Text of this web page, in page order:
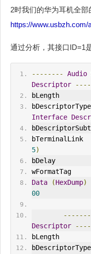
2时我们的华为耳机全部
https://www.usbzh.com/
通过分析，其接口ID=1
-------- Audio
Descriptor
Interface
5)
Data
(HexDump)
00
-------
Descriptor